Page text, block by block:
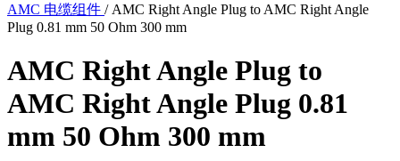
AMC 电缆组件 / AMC Right Angle Plug to AMC Right Angle
Plug 0.81 mm 50 Ohm 300 mm
AMC Right Angle Plug to
AMC Right Angle Plug 0.81
mm 50 Ohm 300 mm